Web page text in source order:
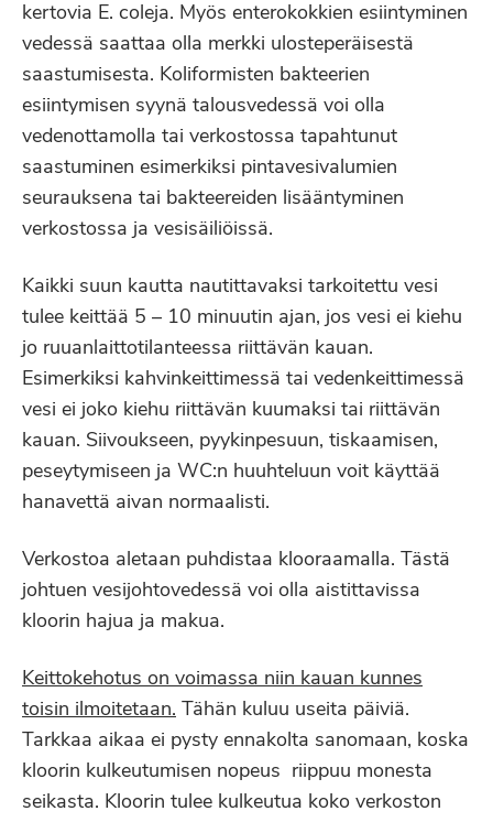
kertovia E. coleja. Myös enterokokkien esiintyminen
vedessä saattaa olla merkki ulosteperäisestä
saastumisesta. Koliformisten bakteerien
esiintymisen syynä talousvedessä voi olla
vedenottamolla tai verkostossa tapahtunut
saastuminen esimerkiksi pintavesivalumien
seurauksena tai bakteereiden lisääntyminen
verkostossa ja vesisäiliöissä.
Kaikki suun kautta nautittavaksi tarkoitettu vesi
tulee keittää 5 – 10 minuutin ajan, jos vesi ei kiehu
jo ruuanlaittotilanteessa riittävän kauan.
Esimerkiksi kahvinkeittimessä tai vedenkeittimessä
vesi ei joko kiehu riittävän kuumaksi tai riittävän
kauan. Siivoukseen, pyykinpesuun, tiskaamisen,
peseytymiseen ja WC:n huuhteluun voit käyttää
hanavettä aivan normaalisti.
Verkostoa aletaan puhdistaa klooraamalla. Tästä
johtuen vesijohtovedessä voi olla aistittavissa
kloorin hajua ja makua.
Keittokehotus on voimassa niin kauan kunnes
toisin ilmoitetaan. Tähän kuluu useita päiviä.
Tarkkaa aikaa ei pysty ennakolta sanomaan, koska
kloorin kulkeutumisen nopeus riippuu monesta
seikasta. Kloorin tulee kulkeutua koko verkoston